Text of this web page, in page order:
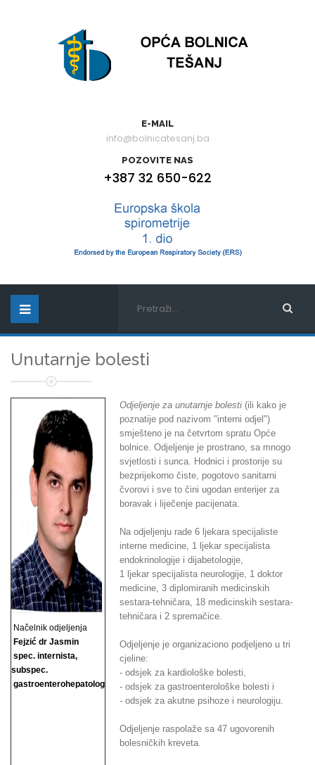
E-MAIL
info@bolnicatesanj.ba
POZOVITE NAS
+387 32 650-622
Unutarnje bolesti
Načelnik odjeljenja
Fejzić dr Jasmin
spec. internista,
subspec.
gastroenterohepatolog
Odjeljenje za unutarnje bolesti (ili kako je
poznatije pod nazivom "interni odjel")
smješteno je na četvrtom spratu Opće
bolnice. Odjeljenje je prostrano, sa mnogo
svjetlosti i sunca. Hodnici i prostorije su
bezprijekorno čiste, pogotovo sanitarni
čvorovi i sve to čini ugodan enterijer za
boravak i liječenje pacijenata.
Na odjeljenju rade 6 ljekara specijaliste
interne medicine, 1 ljekar specijalista
endokrinologije i dijabetologije,
1 ljekar specijalista neurologije, 1 doktor
medicine, 3 diplomiranih medicinskih
sestara-tehničara, 18 medicinskih sestara-
tehničara i 2 spremačice.
Odjeljenje je organizaciono podjeljeno u tri
cjeline:
- odsjek za kardiološke bolesti,
- odsjek za gastroenterološke bolesti i
- odsjek za akutne psihoze i neurologiju.
Odjeljenje raspolaže sa 47 ugovorenih
bolesničkih kreveta.